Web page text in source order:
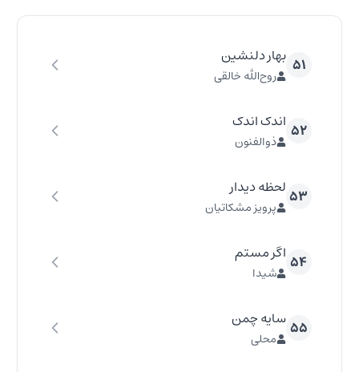
۵۱ بهار دلنشین
روح‌الله خالقی
۵۲ اندک اندک
ذوالفنون
۵۳لحظه دیدار
پرویز مشکاتیان
۵۴ اگر مستم
شیدا
۵۵سایه چمن
محلی